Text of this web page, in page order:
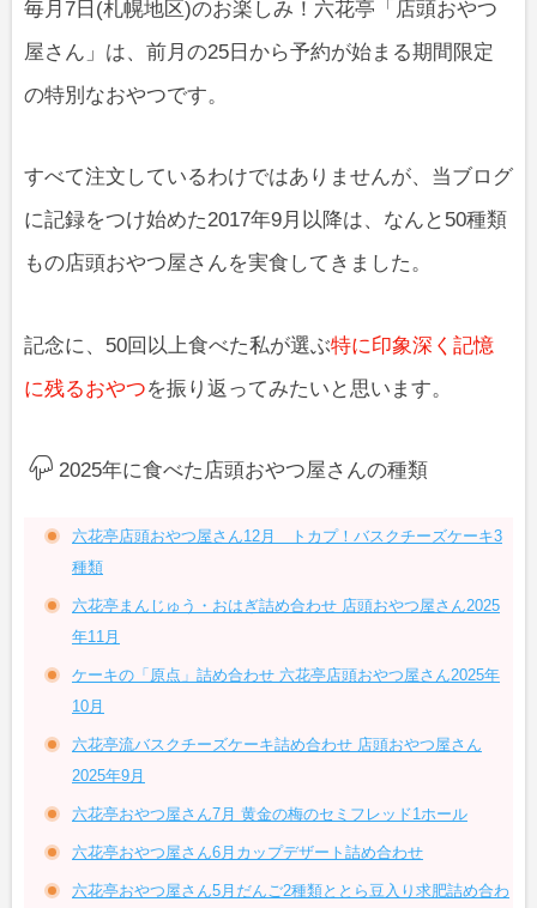
毎月7日(札幌地区)のお楽しみ！六花亭「店頭おやつ
屋さん」は、前月の25日から予約が始まる期間限定
の特別なおやつです。
すべて注文しているわけではありませんが、当ブログ
に記録をつけ始めた2017年9月以降は、なんと50種類
もの店頭おやつ屋さんを実食してきました。
記念に、50回以上食べた私が選ぶ特に印象深く記憶
に残るおやつを振り返ってみたいと思います。
2025年に食べた店頭おやつ屋さんの種類
六花亭店頭おやつ屋さん12月 トカプ！バスクチーズケーキ3
種類
六花亭まんじゅう・おはぎ詰め合わせ 店頭おやつ屋さん2025
年11月
ケーキの「原点」詰め合わせ 六花亭店頭おやつ屋さん2025年
10月
六花亭流バスクチーズケーキ詰め合わせ 店頭おやつ屋さん
2025年9月
六花亭おやつ屋さん7月 黄金の梅のセミフレッド1ホール
六花亭おやつ屋さん6月カップデザート詰め合わせ
六花亭おやつ屋さん5月だんご2種類ととら豆入り求肥詰め合わ